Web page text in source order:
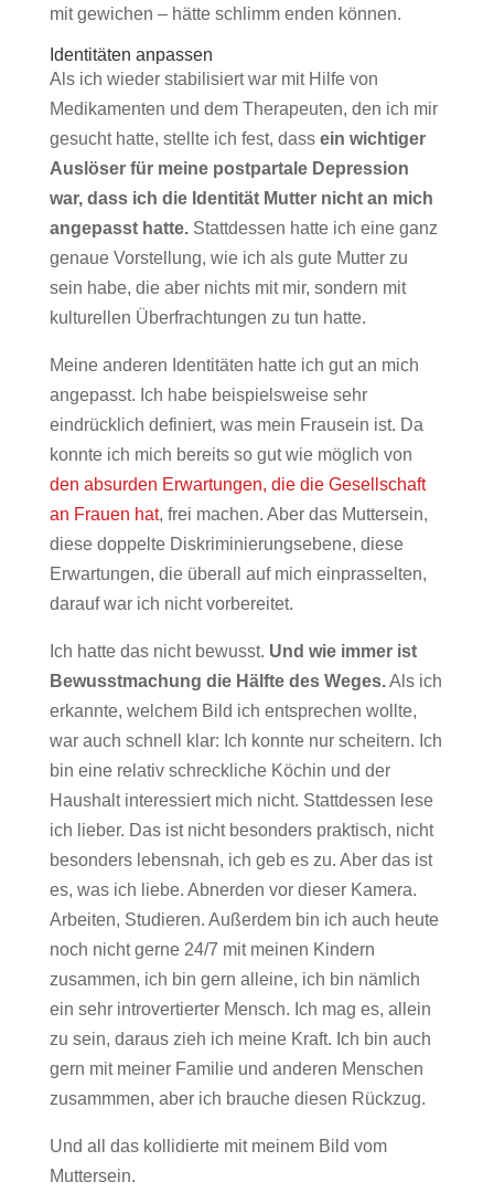
mit gewichen – hätte schlimm enden können.
Identitäten anpassen
Als ich wieder stabilisiert war mit Hilfe von
Medikamenten und dem Therapeuten, den ich mir
gesucht hatte, stellte ich fest, dassein wichtiger
Auslöser für meine postpartale Depression
war, dass ich die Identität Mutter nicht an mich
angepasst hatte.Stattdessen hatte ich eine ganz
genaue Vorstellung, wie ich als gute Mutter zu
sein habe, die aber nichts mit mir, sondern mit
kulturellen Überfrachtungen zu tun hatte.
Meine anderen Identitäten hatte ich gut an mich
angepasst. Ich habe beispielsweise sehr
eindrücklich definiert, was mein Frausein ist. Da
konnte ich mich bereits so gut wie möglich von
den absurden Erwartungen, die die Gesellschaft
an Frauen hat, frei machen. Aber das Muttersein,
diese doppelte Diskriminierungsebene, diese
Erwartungen, die überall auf mich einprasselten,
darauf war ich nicht vorbereitet.
Ich hatte das nicht bewusst. Und wie immer ist
Bewusstmachung die Hälfte des Weges.Als ich
erkannte, welchem Bild ich entsprechen wollte,
war auch schnell klar: Ich konnte nur scheitern. Ich
bin eine relativ schreckliche Köchin und der
Haushalt interessiert mich nicht. Stattdessen lese
ich lieber. Das ist nicht besonders praktisch, nicht
besonders lebensnah, ich geb es zu. Aber das ist
es, was ich liebe. Abnerden vor dieser Kamera.
Arbeiten, Studieren. Außerdem bin ich auch heute
noch nicht gerne 24/7 mit meinen Kindern
zusammen, ich bin gern alleine, ich bin nämlich
ein sehr introvertierter Mensch. Ich mag es, allein
zu sein, daraus zieh ich meine Kraft. Ich bin auch
gern mit meiner Familie und anderen Menschen
zusammmen, aber ich brauche diesen Rückzug.
Und all das kollidierte mit meinem Bild vom
Muttersein.